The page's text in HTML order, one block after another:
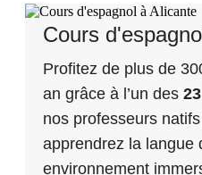
Cours
Profitez de plus de
an grâce à l’un des
nos professeurs
apprendrez la langue
environnement